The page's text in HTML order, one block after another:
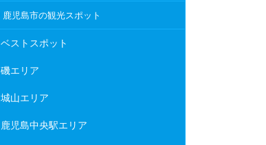
鹿児島市の観光スポット
ベストスポット
磯エリア
城山エリア
鹿児島中央駅エリア